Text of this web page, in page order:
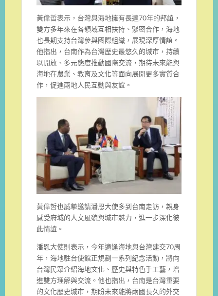
黃偉哲表示，台灣與海地擁有長達70年的邦誼，
雙方多年來在各領域互相扶持、緊密合作，海地
也長期支持台灣參與國際組織，展現深厚情誼。
他指出，台南作為台灣歷史最悠久的城市，持續
以開放、多元態度推動國際交流，期待未來能與
海地在農業、教育及文化等面向展開更多實質合
作，促進兩地人民互動與友誼。
黃偉哲也誠摯邀請潘恩大使多到台南走訪，親身
感受府城的人文風貌與城市魅力，進一步深化彼
此情誼。
潘恩大使則表示，今年適逢海地與台灣建交70周
年，海地駐台使館正規劃一系列紀念活動，將向
台灣民眾介紹海地文化、歷史與特色手工藝，增
進雙方理解與交流。他也指出，台南是台灣重要
的文化歷史城市，期盼未來能將兩國長久的外交